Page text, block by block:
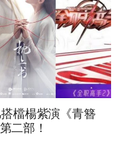
檔楊紫演《青簪
二部！